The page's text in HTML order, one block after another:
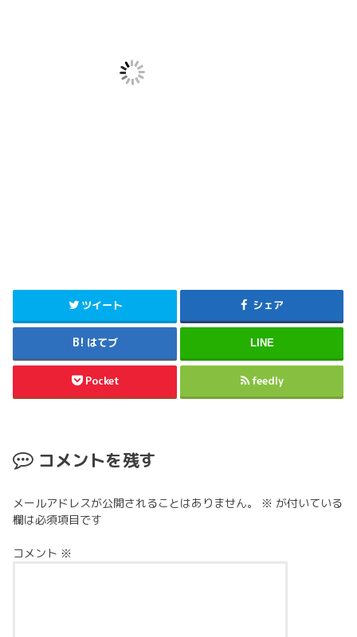
ツイート シェア
はてブ LINE
Pocket feedly
コメントを残す
メールアドレスが公開されることはありません。 ※ が付いている
欄は必須項目です
コメント ※